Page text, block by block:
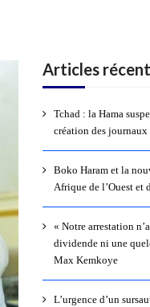
Articles
Tchad : la Hama
création des
Boko Haram et la
Afrique de l’Ouest et
« Notre arrestation
dividende ni une
Max Kemkoye
L’urgence d’un